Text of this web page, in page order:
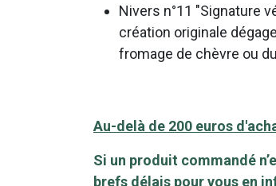
Nivers n°11 "Signature
création originale
fromage de chèvre ou
Au-delà de 200 euros
Si un produit commandé
brefs délais pour vous en